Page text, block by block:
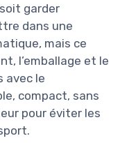
garder
dans une
mais ce
l’emballage et le
avec le
compact, sans
pour éviter les